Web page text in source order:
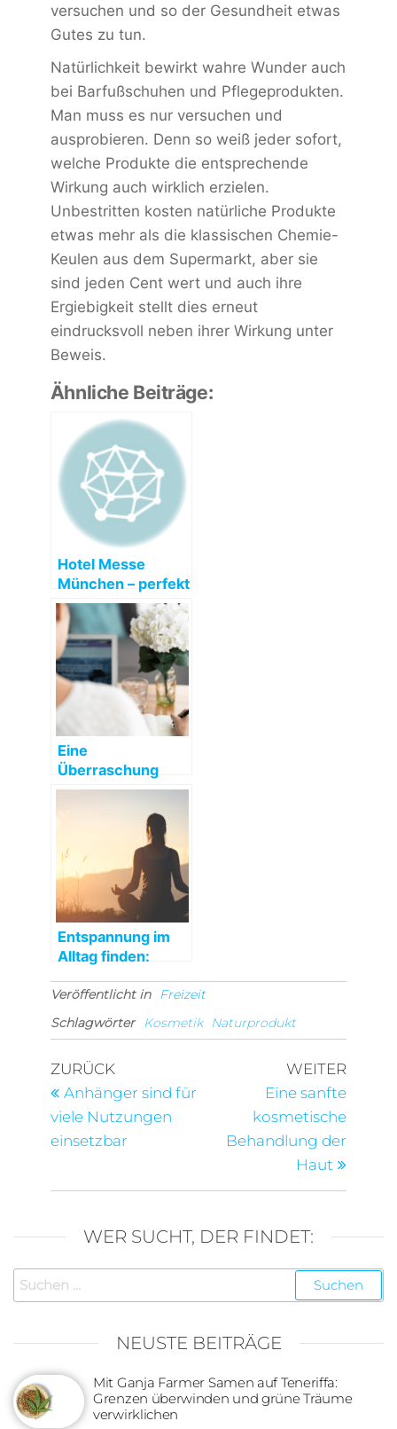
versuchen und so der Gesundheit etwas
Gutes zu tun.
Natürlichkeit bewirkt wahre Wunder auch
bei Barfußschuhen und Pflegeprodukten.
Man muss es nur versuchen und
ausprobieren. Denn so weiß jeder sofort,
welche Produkte die entsprechende
Wirkung auch wirklich erzielen.
Unbestritten kosten natürliche Produkte
etwas mehr als die klassischen Chemie-
Keulen aus dem Supermarkt, aber sie
sind jeden Cent wert und auch ihre
Ergiebigkeit stellt dies erneut
eindrucksvoll neben ihrer Wirkung unter
Beweis.
Ähnliche Beiträge:
Hotel Messe
München – perfekt
für Kongresse und
Ausstellungen
Eine
Überraschung
zum Geburtstag
Entspannung im
Alltag finden:
Yoga aus
Veröffentlicht in
Freizeit
Schlagwörter
Kosmetik Naturprodukt
Beitragsnavigation
Vorheriger
Beitrag
ZURÜCK
Anhänger sind für
viele Nutzungen
einsetzbar
WEITER
Eine sanfte
kosmetische
Behandlung der
Haut
WER SUCHT, DER FINDET:
Suchen
nach:
NEUSTE BEITRÄGE
Mit Ganja Farmer Samen auf Teneriffa:
Grenzen überwinden und grüne Träume
verwirklichen